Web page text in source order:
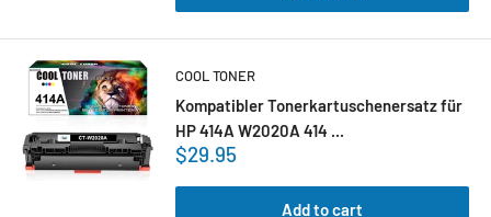
COOL TONER
Kompatibler Tonerkartuschenersatz für
HP 414A W2020A 414 ...
$29.95
Add to cart